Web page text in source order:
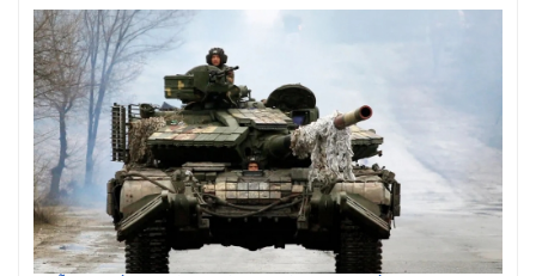
Cuộc sống đó đây
Hồ sơ
Ảnh